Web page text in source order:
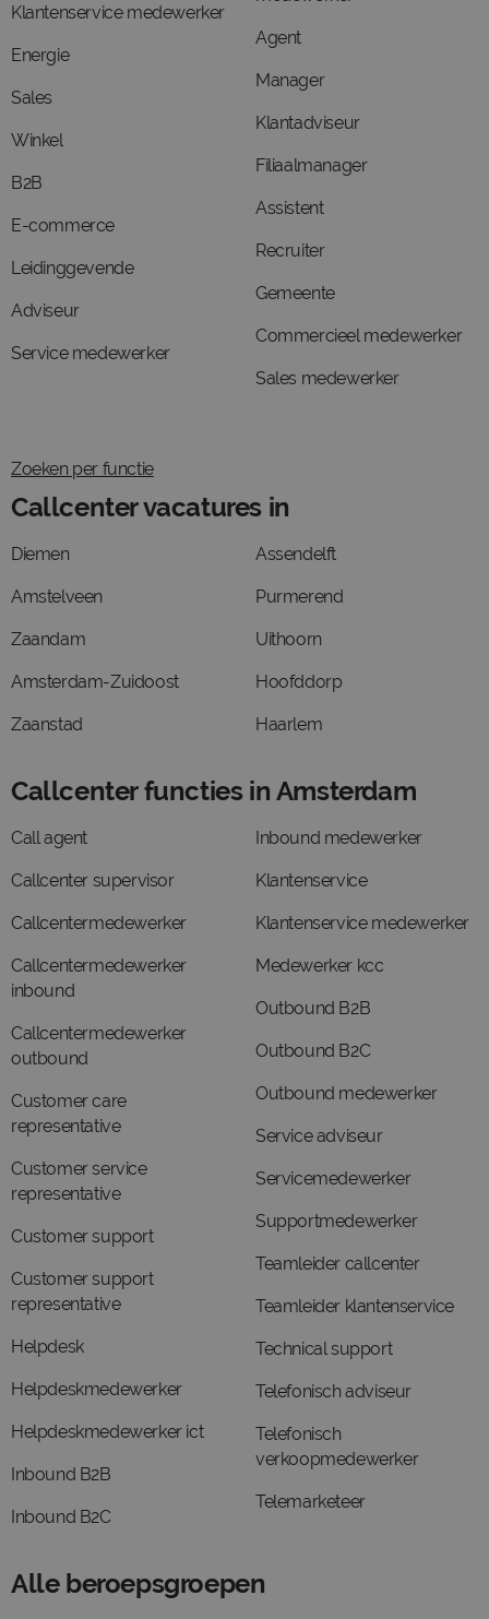
Klantenservice medewerker
Energie
Sales
Winkel
B2B
E-commerce
Leidinggevende
Adviseur
Service medewerker
Agent
Manager
Klantadviseur
Filiaalmanager
Assistent
Recruiter
Gemeente
Commercieel medewerker
Sales medewerker
Zoeken per functie
Callcenter vacatures in
Diemen
Amstelveen
Zaandam
Amsterdam-Zuidoost
Zaanstad
Assendelft
Purmerend
Uithoorn
Hoofddorp
Haarlem
Callcenter functies in Amsterdam
Call agent
Callcenter supervisor
Callcentermedewerker
Callcentermedewerker
inbound
Callcentermedewerker
outbound
Customer care
representative
Customer service
representative
Customer support
Customer support
representative
Helpdesk
Helpdeskmedewerker
Helpdeskmedewerker ict
Inbound B2B
Inbound B2C
Inbound medewerker
Klantenservice
Klantenservice medewerker
Medewerker kcc
Outbound B2B
Outbound B2C
Outbound medewerker
Service adviseur
Servicemedewerker
Supportmedewerker
Teamleider callcenter
Teamleider klantenservice
Technical support
Telefonisch adviseur
Telefonisch
verkoopmedewerker
Telemarketeer
Alle beroepsgroepen